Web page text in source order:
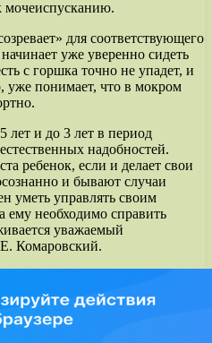
мочеиспусканию.
для соответствующего
уже уверенно сидеть
с горшка точно не упадет, и
уже понимает, что в мокром
лет и до 3 лет в период
надобностей.
ребенок, если и делает свои
и бывают случаи
уметь управлять своим
ему необходимо справить
уважаемый
Комаровский.